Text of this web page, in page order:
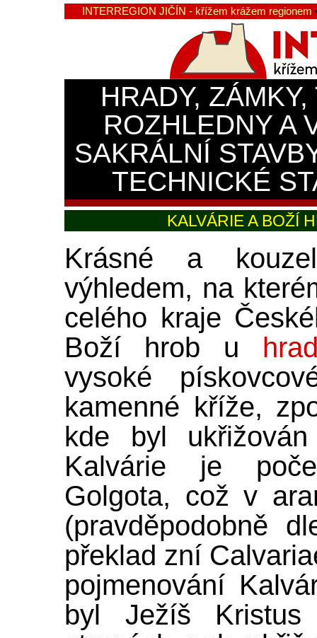
INTERREGION JIČÍN - křížem krážem regionem
HRADY,
ROZHLEDNY A
SAKRÁLNÍ
TECHNICKÉ
KALVÁRIE A BOŽÍ
Krásné a
výhledem, na
celého kraje
Boží hrob u
vysoké
kamenné kříže,
kde byl
Kalvárie je
Golgota, což v
(pravděpodobně
překlad zní
pojmenování
byl Ježíš